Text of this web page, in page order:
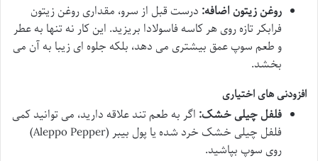
روغن زیتون اضافه: درست قبل از سرو، مقداری روغن زیتون
فرابکر تازه روی هر کاسه فاسولادا بریزید. این کار نه تنها به عطر
و طعم سوپ عمق بیشتری می دهد، بلکه جلوه ای زیبا به آن می
بخشد.
افزودنی های اختیاری
فلفل چیلی خشک: اگر به طعم تند علاقه دارید، می توانید کمی
فلفل چیلی خشک خرد شده یا پول بیبر (Aleppo Pepper)
روی سوپ بپاشید.